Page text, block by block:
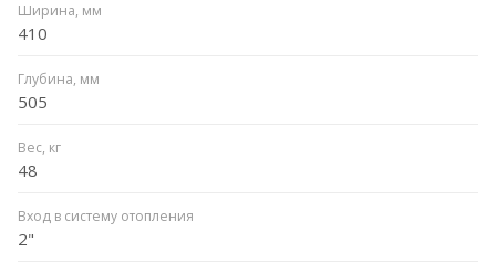
Ширина, мм
410
Глубина, мм
505
Вес, кг
48
Вход в систему отопления
2"